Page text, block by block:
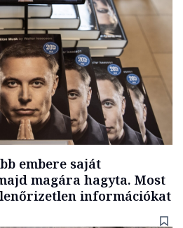
embere saját
magára hagyta. Most
információkat